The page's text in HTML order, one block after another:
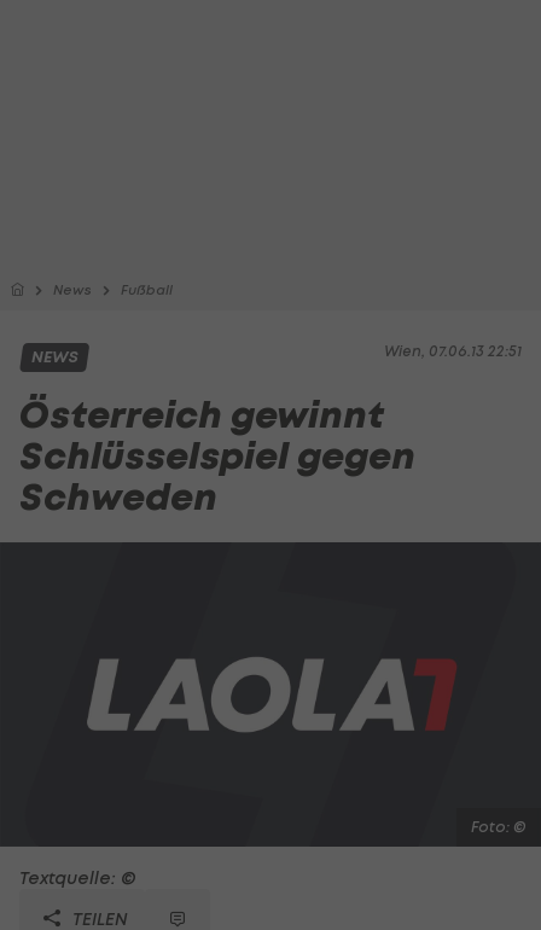
News Fußball
Wien, 07.06.13 22:51
NEWS
Österreich gewinnt
Schlüsselspiel gegen
Schweden
Foto: ©
Textquelle: ©
TEILEN